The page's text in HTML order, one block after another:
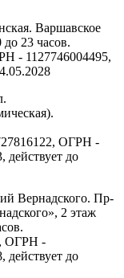
Варшавское
23 часов.
- 1127746004495,
ОГРН -
действует до
Вернадского. Пр-
2 этаж
ОГРН -
действует до